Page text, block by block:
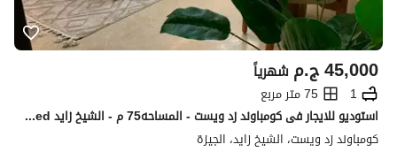
ج.م45,000 شهرياً
1
75 متر مربع
استوديو للايجار فى كومباوند زد ويست - المساحه75 م - الشيخ زايد Al sheikh Zayed
كومباوند زد ويست، الشيخ زايد، الجيزة